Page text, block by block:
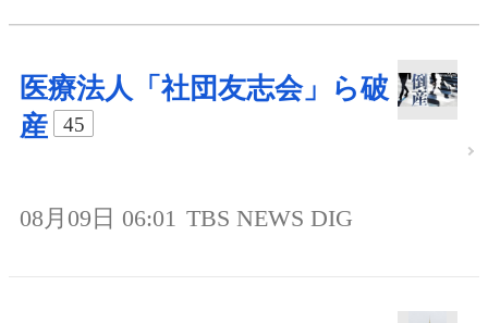
医療法人「社団友志会」ら破
産
45
08月09日 06:01 TBS NEWS DIG